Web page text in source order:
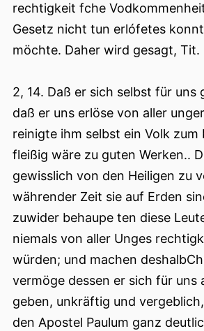
rechtigkeit fche
Gesetz nicht tun erlófetes
möchte. Daher wird gesagt, Tit.
2, 14. Daß er sich selbst für uns
daß er uns erlöse von aller
reinigte ihm selbst ein Volk zum
fleißig wäre zu guten Werken..
gewisslich von den Heiligen zu
währender Zeit sie auf Erden
zuwider behaupe ten diese
niemals von aller Unges
würden; und machen
vermöge dessen er sich für uns
geben, unkräftig und
den Apostel Paulum ganz